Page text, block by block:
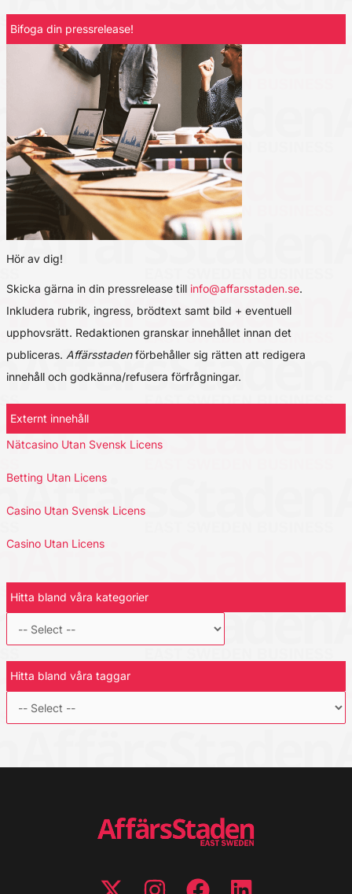
Bifoga din pressrelease!
Hör av dig!
Skicka gärna in din pressrelease till info@affarsstaden.se.
Inkludera rubrik, ingress, brödtext samt bild + eventuell
upphovsrätt. Redaktionen granskar innehållet innan det
publiceras. Affärsstadenförbehåller sig rätten att redigera
innehåll och godkänna/refusera förfrågningar.
Externt innehåll
Nätcasino Utan Svensk Licens
Betting Utan Licens
Casino Utan Svensk Licens
Casino Utan Licens
Hitta bland våra kategorier
Hitta bland våra taggar